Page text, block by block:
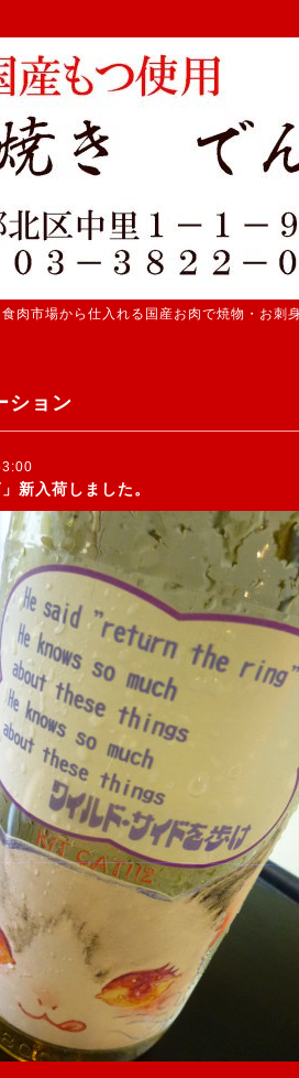
市場から仕入れる国産お肉で焼物・お刺
ション
新入荷しました。